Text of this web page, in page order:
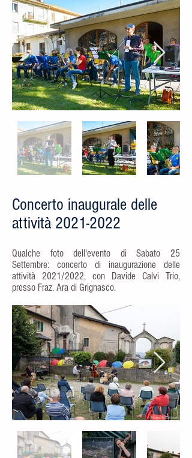
Concerto inaugurale delle
attività 2021-2022
Qualche foto dell'evento di Sabato 25
Settembre: concerto di inaugurazione delle
attività 2021/2022, con Davide Calvi Trio,
presso Fraz. Ara di Grignasco.